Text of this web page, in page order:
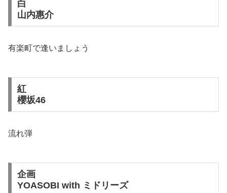
白
山内惠介
有楽町で逢いましょう
紅
櫻坂46
流れ弾
企画
YOASOBI with ミドリーズ